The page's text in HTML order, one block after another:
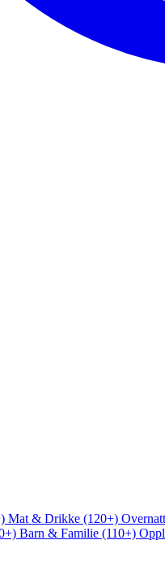
Mat & Drikke (120+)
Barn & Familie (110+)